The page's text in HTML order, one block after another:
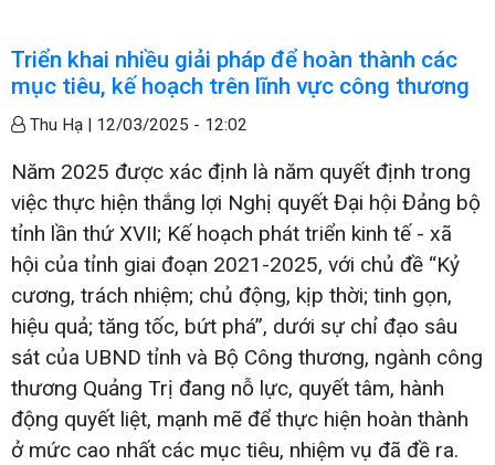
Triển khai nhiều giải pháp để hoàn thành các
mục tiêu, kế hoạch trên lĩnh vực công thương
Thu Hạ | 12/03/2025 - 12:02
Năm 2025 được xác định là năm quyết định trong
việc thực hiện thắng lợi Nghị quyết Đại hội Đảng bộ
tỉnh lần thứ XVII; Kế hoạch phát triển kinh tế - xã
hội của tỉnh giai đoạn 2021-2025, với chủ đề “Kỷ
cương, trách nhiệm; chủ động, kịp thời; tinh gọn,
hiệu quả; tăng tốc, bứt phá”, dưới sự chỉ đạo sâu
sát của UBND tỉnh và Bộ Công thương, ngành công
thương Quảng Trị đang nỗ lực, quyết tâm, hành
động quyết liệt, mạnh mẽ để thực hiện hoàn thành
ở mức cao nhất các mục tiêu, nhiệm vụ đã đề ra.